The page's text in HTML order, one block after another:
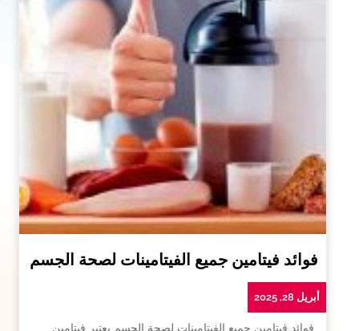
فوائد فيتامين جميع الفيتامينات لصحة الجسم
أبريل 28, 2025
فوائد فيتامين جميع الفيتامينات لصحة الجسم يعتبر فيتامين